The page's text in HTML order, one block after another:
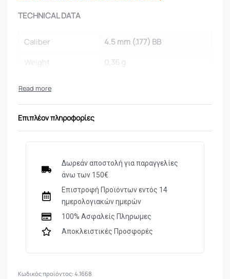
TECHNICAL DATA
Caliber
4.5 mm (.177) BB
Weight
0,36 g
Packaging
Bottle
Επιπλέον πληροφορίες
Δωρεάν αποστολή για παραγγελίες
άνω των 150€
Επιστροφή Προϊόντων εντός 14
ημερολογιακών ημερών
100% Ασφαλείς Πληρωμες
Αποκλειστικές Προσφορές
4.1668